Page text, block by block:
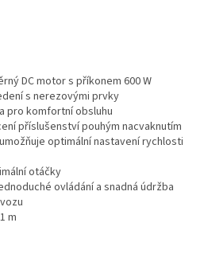
DC motor s příkonem 600 W
s nerezovými prvky
pro komfortní obsluhu
příslušenství pouhým nacvaknutím
optimální nastavení rychlosti
otáčky
ovládání a snadná údržba
m